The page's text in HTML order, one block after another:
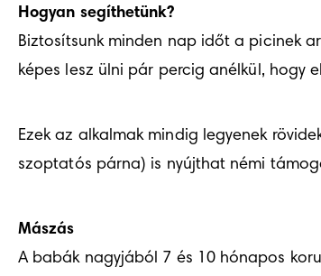
Hogyan segíthetünk?
Biztosítsunk minden nap időt a picinek
képes lesz ülni pár percig anélkül, hogy
Ezek az alkalmak mindig legyenek
szoptatós párna) is nyújthat némi
Mászás
A babák nagyjából 7 és 10 hónapos